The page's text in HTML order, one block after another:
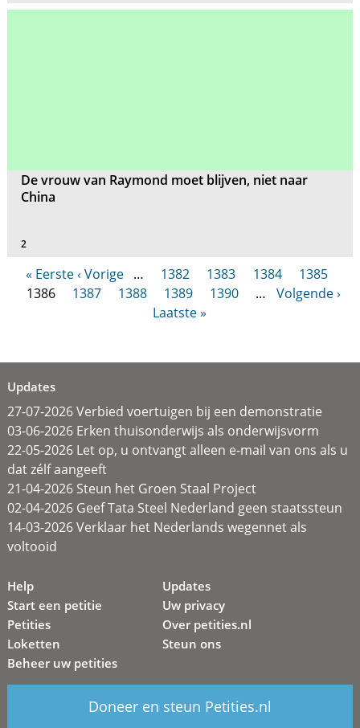
De vrouw van Raymond moet blijven, niet naar
China
2
« Eerste ‹ Vorige … 1382 1383 1384
1385
1386
1387 1388 1389 1390 …
Volgende ›
Laatste »
Updates
27-07-2026 Verbied voertuigen bij een demonstratie
03-06-2026 Erken thuisonderwijs als onderwijsvorm
22-05-2026 Let op, u ontvangt alleen e-mail van ons als u
dat zélf aangeeft
21-04-2026 Steun het Groen Staal Project
02-04-2026 Geef Tata Steel Nederland geen staatssteun
14-03-2026 Verklaar het Nederlands wegennet als
voltooid
Help
Start een petitie
Petities
Loketten
Beheer uw petities
Updates
Uw privacy
Over petities.nl
Steun ons
Doneer en steun Petities.nl